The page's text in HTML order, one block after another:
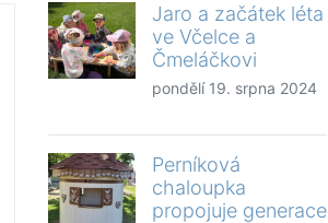
Jaro a začátek léta
ve Včelce a
Čmeláčkovi
pondělí 19. srpna 2024
Perníková
chaloupka
propojuje generace